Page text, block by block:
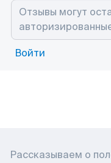
Войти
Рассказываем о